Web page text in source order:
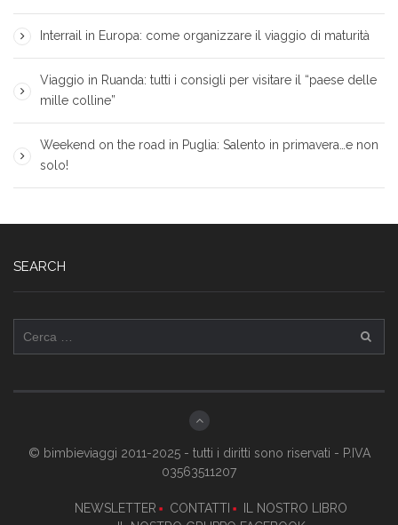
Interrail in Europa: come organizzare il viaggio di maturità
Viaggio in Ruanda: tutti i consigli per visitare il “paese delle
mille colline”
Weekend on the road in Puglia: Salento in primavera…e non
solo!
SEARCH
per:
© bimbieviaggi 2011-2025 - tutti i diritti sono riservati - P.IVA
03563511207
NEWSLETTER CONTATTI
IL NOSTRO LIBRO